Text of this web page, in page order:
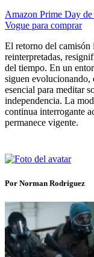
Amazon Prime Day
Vogue para comprar
El retorno del camisón
reinterpretadas,
del tiempo. En un
siguen evolucionando,
esencial para meditar
independencia. La
continua interrogante
permanece vigente.
Por Norman Rodriguez